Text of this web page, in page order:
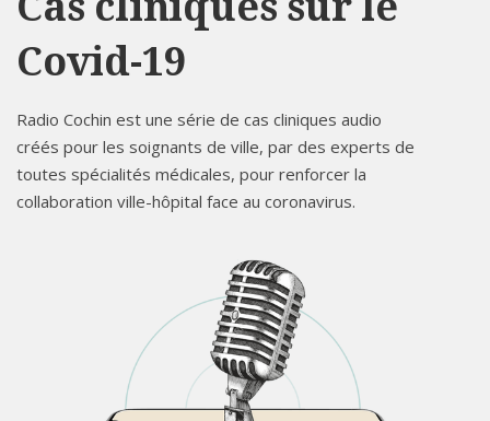
Covid-19
Radio Cochin est une série de cas cliniques audio
créés pour les soignants de ville, par des experts de
toutes spécialités médicales, pour renforcer la
collaboration ville-hôpital face au coronavirus.